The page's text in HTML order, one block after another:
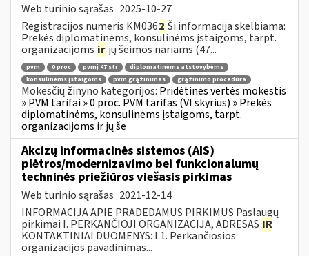
Web turinio sąrašas 2025-10-27
Registracijos numeris KM0362 Ši informacija skelbiama:
Prekės diplomatinėms, konsulinėms įstaigoms, tarpt.
organizacijoms ir jų šeimos nariams (47...
pvm 0 proc pvmį 47 str
diplomatinėms atstovybėms
konsulinėms įstaigoms
pvm grąžinimas grąžinimo procedūra
Mokesčių žinyno kategorijos: Pridėtinės vertės mokestis
» PVM tarifai » 0 proc. PVM tarifas (VI skyrius) » Prekės
diplomatinėms, konsulinėms įstaigoms, tarpt.
organizacijoms ir jų še
Akcizų informacinės sistemos (AIS)
plėtros/modernizavimo bei funkcionalumų
techninės priežiūros viešasis pirkimas
Web turinio sąrašas 2021-12-14
INFORMACIJA APIE PRADEDAMUS PIRKIMUS Paslaugų
pirkimai I. PERKANČIOJI ORGANIZACIJA, ADRESAS IR
KONTAKTINIAI DUOMENYS: I.1. Perkančiosios
organizacijos pavadinimas...